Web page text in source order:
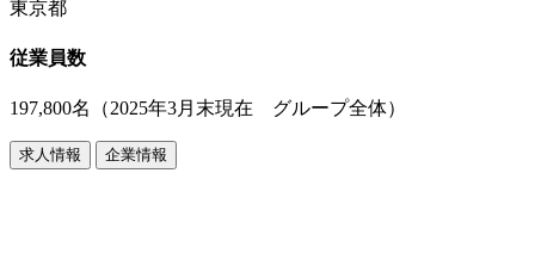
東京都
従業員数
197,800名（2025年3月末現在 グループ全体）
求人情報 企業情報